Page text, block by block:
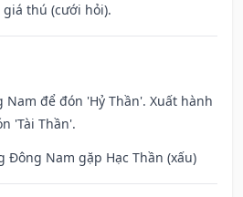
giá thú (cưới hỏi).
để đón 'Hỷ Thần'. Xuất hành
'Tài Thần'.
Đông Nam gặp Hạc Thần (xấu)